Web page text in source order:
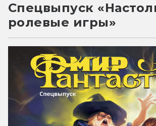
Спецвыпуск
ролевые игры»